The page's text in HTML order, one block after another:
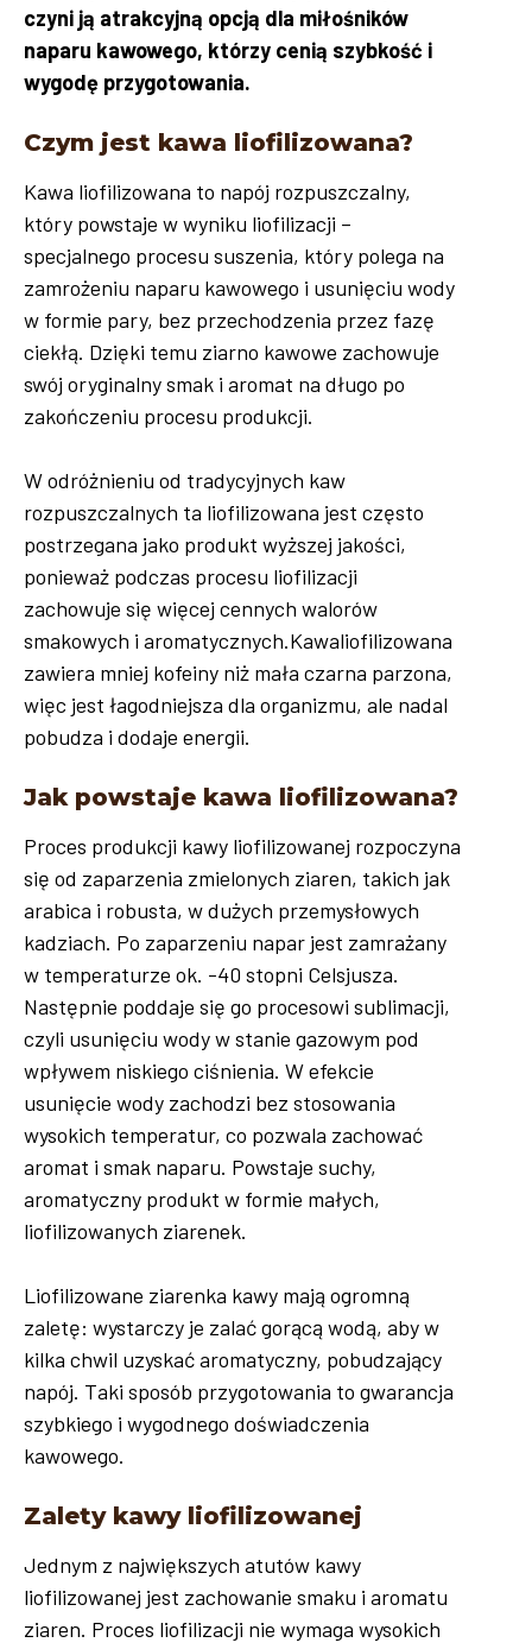
czyni ją atrakcyjną opcją dla miłośników
naparu kawowego, którzy cenią szybkość i
wygodę przygotowania.
Czym jest kawa liofilizowana?
Kawa liofilizowana to napój rozpuszczalny,
który powstaje w wyniku liofilizacji –
specjalnego procesu suszenia, który polega na
zamrożeniu naparu kawowego i usunięciu wody
w formie pary, bez przechodzenia przez fazę
ciekłą. Dzięki temu ziarno kawowe zachowuje
swój oryginalny smak i aromat na długo po
zakończeniu procesu produkcji.
W odróżnieniu od tradycyjnych kaw
rozpuszczalnych ta liofilizowana jest często
postrzegana jako produkt wyższej jakości,
ponieważ podczas procesu liofilizacji
zachowuje się więcej cennych walorów
smakowych i aromatycznych.Kawaliofilizowana
zawiera mniej kofeiny niż mała czarna parzona,
więc jest łagodniejsza dla organizmu, ale nadal
pobudza i dodaje energii.
Jak powstaje kawa liofilizowana?
Proces produkcji kawy liofilizowanej rozpoczyna
się od zaparzenia zmielonych ziaren, takich jak
arabica i robusta, w dużych przemysłowych
kadziach. Po zaparzeniu napar jest zamrażany
w temperaturze ok. -40 stopni Celsjusza.
Następnie poddaje się go procesowi sublimacji,
czyli usunięciu wody w stanie gazowym pod
wpływem niskiego ciśnienia. W efekcie
usunięcie wody zachodzi bez stosowania
wysokich temperatur, co pozwala zachować
aromat i smak naparu. Powstaje suchy,
aromatyczny produkt w formie małych,
liofilizowanych ziarenek.
Liofilizowane ziarenka kawy mają ogromną
zaletę: wystarczy je zalać gorącą wodą, aby w
kilka chwil uzyskać aromatyczny, pobudzający
napój. Taki sposób przygotowania to gwarancja
szybkiego i wygodnego doświadczenia
kawowego.
Zalety kawy liofilizowanej
Jednym z największych atutów kawy
liofilizowanej jest zachowanie smaku i aromatu
ziaren. Proces liofilizacji nie wymaga wysokich